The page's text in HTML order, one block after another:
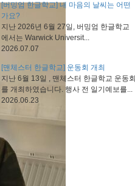
[버밍엄 한글학교] 내 마음의 날씨는 어떤
가요?
지난 2026년 6월 27일, 버밍엄 한글학교
에서는 Warwick Universit...
2026.07.07
[맨체스터 한글학교] 운동회 개최
지난 6월 13일 , 맨체스터 한글학교 운동회
를 개최하였습니다. 행사 전 일기예보를...
2026.06.23